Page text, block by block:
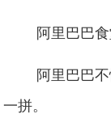
阿里巴巴食
阿里巴巴不愧
一拼。